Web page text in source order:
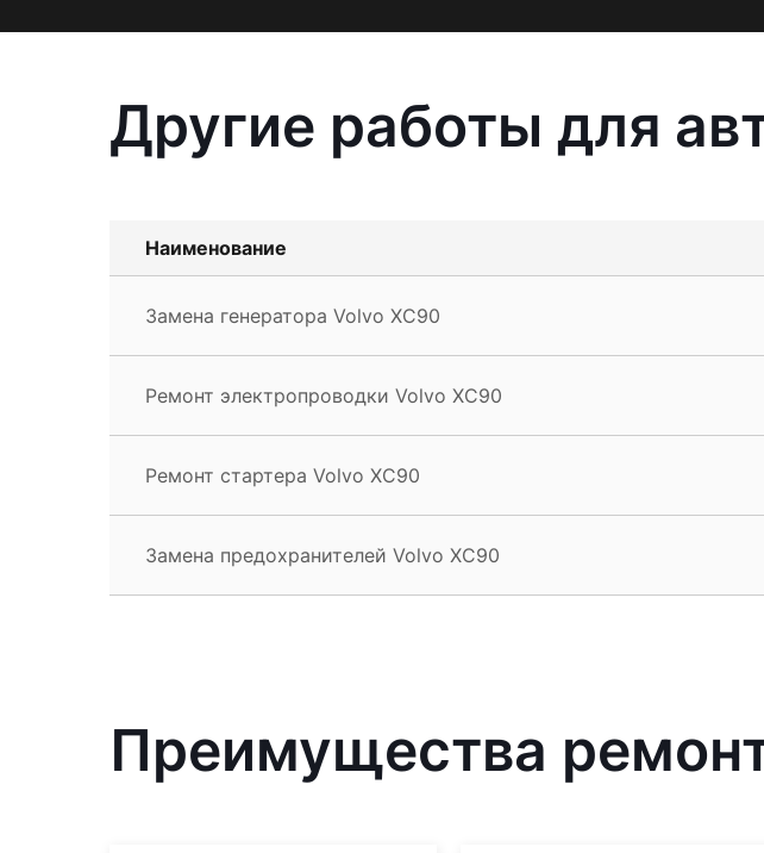
Другие работы для
Наименование
Замена генератора Volvo XC90
Ремонт электропроводки Volvo XC90
Ремонт стартера Volvo XC90
Замена предохранителей Volvo XC90
Преимущества